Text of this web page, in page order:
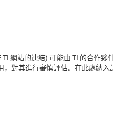
網站的連結) 可能由 TI 的合作
，對其進行審慎評估。在此處納